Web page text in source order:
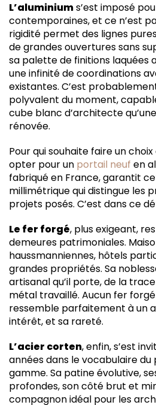
L’aluminiums’est imposé
contemporaines, et ce n’est
rigidité permet des lignes
de grandes ouvertures sans
sa palette de finitions laquées
une infinité de coordinations
existantes. C’est
polyvalent du moment,
cube blanc d’architecte
rénovée.
Pour qui souhaite faire un
opter pour un portail neuf en
fabriqué en France, garantit
millimétrique qui distingue les
projets posés. C’est dans ce
Le fer forgé, plus exigeant,
demeures patrimoniales.
haussmanniennes, hôtels
grandes propriétés. Sa
artisanal qu’il porte, de la
métal travaillé. Aucun fer
ressemble parfaitement à un
intérêt, et sa rareté.
L’acier corten, enfin, s’est
années dans le vocabulaire
gamme. Sa patine évolutive,
profondes, son côté brut et
compagnon idéal pour les